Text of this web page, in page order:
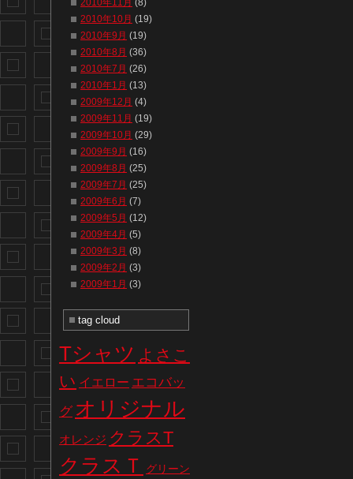
2010年11月 (8)
2010年10月 (19)
2010年9月 (19)
2010年8月 (36)
2010年7月 (26)
2010年1月 (13)
2009年12月 (4)
2009年11月 (19)
2009年10月 (29)
2009年9月 (16)
2009年8月 (25)
2009年7月 (25)
2009年6月 (7)
2009年5月 (12)
2009年4月 (5)
2009年3月 (8)
2009年2月 (3)
2009年1月 (3)
tag cloud
Tシャツ よさこ
い イエロー エコバッ
グ オリジナル
オレンジ クラスT
クラスＴ グリーン